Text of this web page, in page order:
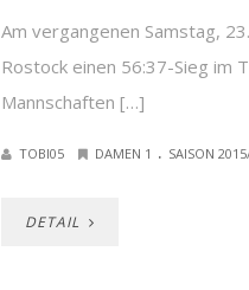
Am vergangenen Samstag,
Rostock einen 56:37-Sieg im
Mannschaften […]
TOBI05 DAMEN 1 . SAISON
DETAIL